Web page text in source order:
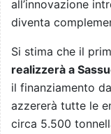
all’innovazione
diventa
Si stima che il
realizzerà a
il finanziamento
azzererà tutte le
circa 5.500